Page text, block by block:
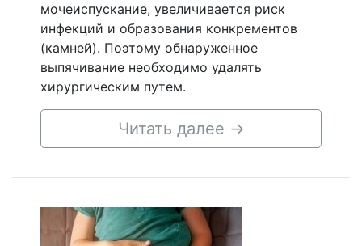
мочеиспускание, увеличивается риск
инфекций и образования конкрементов
(камней). Поэтому обнаруженное
выпячивание необходимо удалять
хирургическим путем.
Читать далее →